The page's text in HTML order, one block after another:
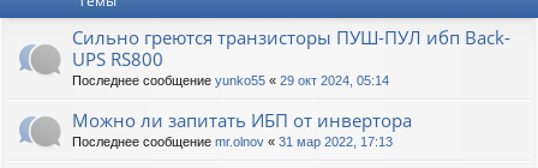
Сильно греются транзисторы ПУШ-ПУЛ ибп Back-
UPS RS800
Последнее сообщение yunko55 « 29 окт 2024, 05:14
Можно ли запитать ИБП от инвертора
Последнее сообщение mr.olnov « 31 мар 2022, 17:13